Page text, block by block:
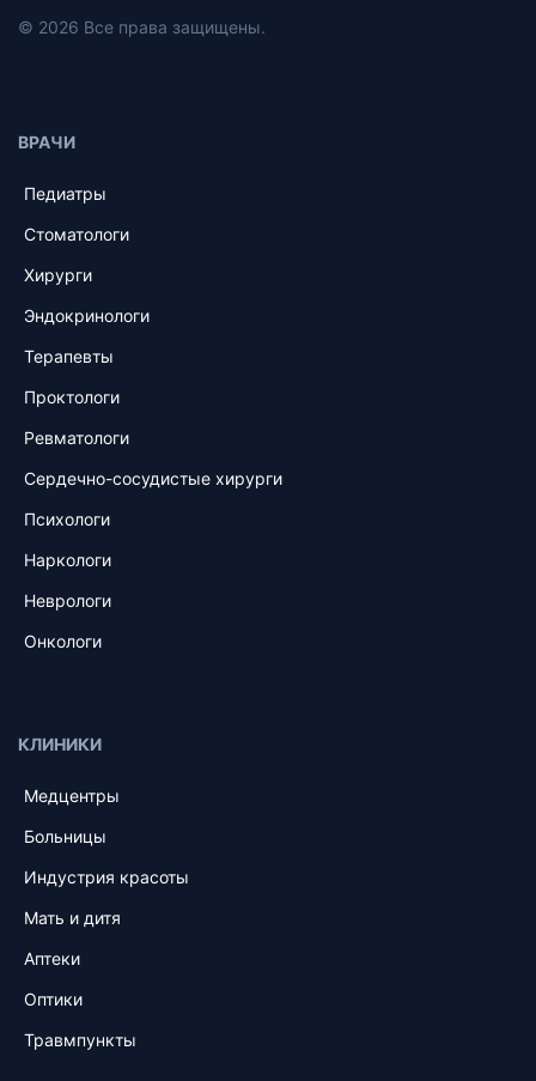
© 2026 Все права защищены.
ВРАЧИ
Педиатры
Стоматологи
Хирурги
Эндокринологи
Терапевты
Проктологи
Ревматологи
Сердечно-сосудистые хирурги
Психологи
Наркологи
Неврологи
Онкологи
КЛИНИКИ
Медцентры
Больницы
Индустрия красоты
Мать и дитя
Аптеки
Оптики
Травмпункты